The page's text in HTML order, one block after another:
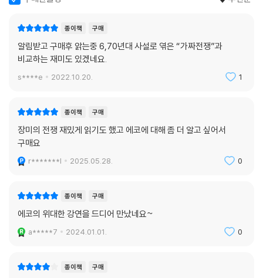
간다고 거짓 핑계를 댄다든가 하는 식으로 말이다.
을 생각해 보면 위대한 인물도 때때로 어리석은 말을 하는구나 싶다(보기
들어야만 한다는 이유로 음악을 열등한 예술이라고 했을 때도 그랬지만 말
이다). 칸트는 말한다. 〈당신이 그 사람은 당신 집에 없다고 거짓말을 했는
데 실은 그 사람이 (당신이 모르는 사이에) 집에서 빠져나가고 마침 암살
음은 당신 책임이 맞다. 만약 당신이 아는 그대로 진실을 말했다면 암살자
이요, 살인도 일어나지 않았을 것이다.〉 살인이 일어나기 전에 집주인이 암
살자를 잡을 의무가 있다는 생각은 칸트의 머릿속에 떠오르지 않았다. 얌
--- pp.289~290
희대의 위조 화가 한 안토니우스 반 메이헤런의 「엠마우스에서의 만찬」은
있다는 점, 팔이 없는 밀로의 비너스나 컬트 영화처럼 사람들이 완벽하지
않은 것에 매력을 느낀다는 것을 알게 된다. 고전은 아이디어의 보물 창고
이자, 도전해 볼 만한 산이기도 하다. 이 책에서 보물 혹은 도전거리를 찾아
보는 것은 어떨까.
종이책 구매
알림받고 구매후 앍는중 6,70년대 사설로 엮은 “가짜전쟁”과
비교하는 재미도 있겠네요.
s****e 2022.10.20. 1
종이책 구매
장미의 전쟁 재밌게 읽기도 했고 에코에 대해 좀 더 알고 싶어서
구매요
r*******l 2025.05.28. 0
종이책 구매
에코의 위대한 강연을 드디어 만났네요~
a*****7 2024.01.01. 0
종이책 구매